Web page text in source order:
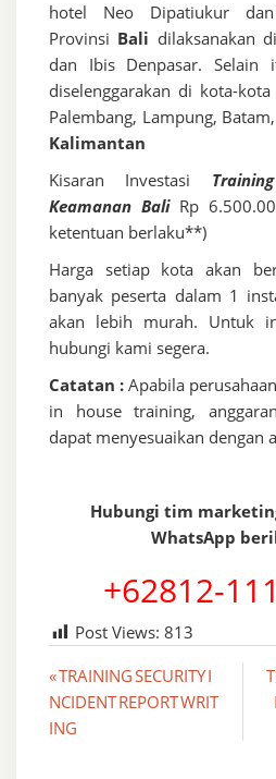
hotel Neo Dipatiukur
Provinsi Bali dilaksanakan
dan Ibis Denpasar. Selain
diselenggarakan di kota-
Palembang, Lampung,
Kalimantan
Kisaran Investasi
Keamanan Bali Rp
ketentuan berlaku**)
Harga setiap kota akan
banyak peserta dalam 1
akan lebih murah. Untuk
hubungi kami segera.
Catatan : Apabila
in house training,
dapat menyesuaikan dengan
Hubungi tim
WhatsApp
+62812-
Post Views: 813
Post
navigation
« TRAINING SECURITY I
NCIDENT REPORT WRIT
ING